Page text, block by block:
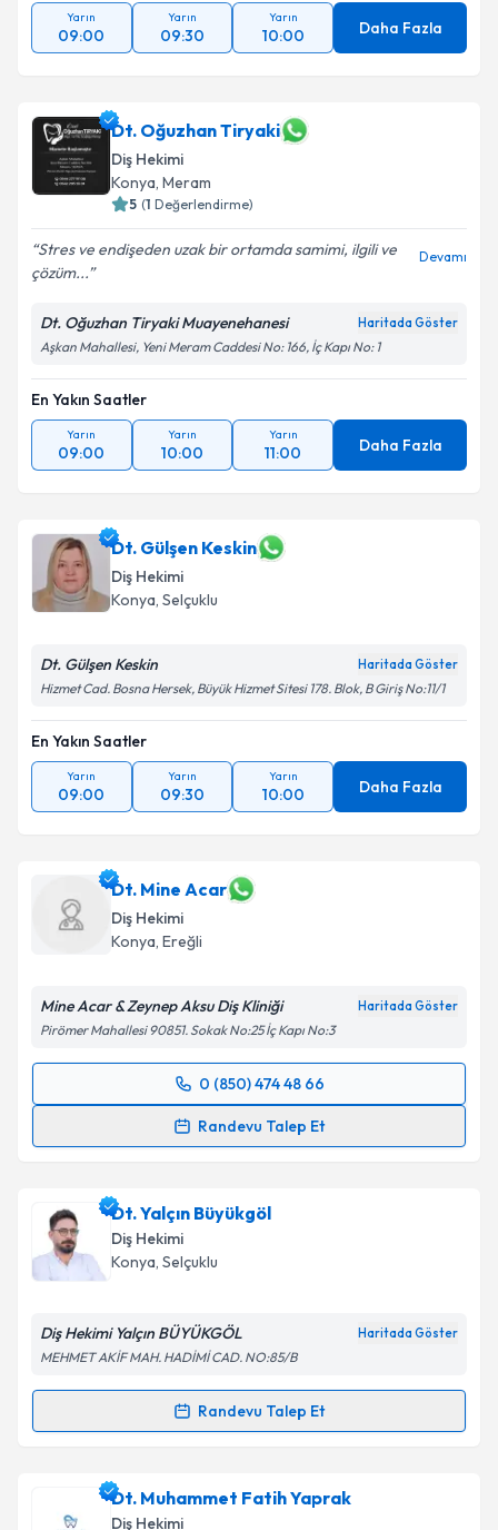
Yarın
09:00
Yarın
09:30
Yarın
10:00 Daha Fazla
Dt. Oğuzhan Tiryaki
Diş Hekimi
Konya, Meram
5 (1 Değerlendirme)
Stres ve endişeden uzak bir ortamda samimi, ilgili ve
çözüm...
Devamı
Dt. Oğuzhan Tiryaki Muayenehanesi Haritada Göster
Aşkan Mahallesi, Yeni Meram Caddesi No: 166, İç Kapı No: 1
En Yakın Saatler
Yarın
09:00
Yarın
10:00
Yarın
11:00 Daha Fazla
Dt. Gülşen Keskin
Diş Hekimi
Konya, Selçuklu
Dt. Gülşen Keskin Haritada Göster
Hizmet Cad. Bosna Hersek, Büyük Hizmet Sitesi 178. Blok, B Giriş No:11/1
En Yakın Saatler
Yarın
09:00
Yarın
09:30
Yarın
10:00 Daha Fazla
Dt. Mine Acar
Diş Hekimi
Konya, Ereğli
Mine Acar & Zeynep Aksu Diş Kliniği Haritada Göster
Pirömer Mahallesi 90851. Sokak No:25 İç Kapı No:3
0 (850) 474 48 66
Randevu Talep Et
Randevu Takvimi Talebi
hazırlandığında e-posta ile bilgilendireceğiz.
E-posta Adresiniz
Kişisel verilerimin işlenmesine ilişkin
Metni'ni okudum ve kişisel verilerimin belirtilen
kapsamda işlenmesini kabul ediyorum.
Dt. Yalçın Büyükgöl
Diş Hekimi
Konya, Selçuklu
Diş Hekimi Yalçın BÜYÜKGÖL Haritada Göster
MEHMET AKİF MAH. HADİMİ CAD. NO:85/B
Randevu Talep Et
Randevu Takvimi Talebi
Dt. Yalçın Büyükgöliçin randevu takvimi talebi
oluşturun. Size bu uzmandan randevu almanız için bir
Dt. Muhammet Fatih Yaprak
Diş Hekimi